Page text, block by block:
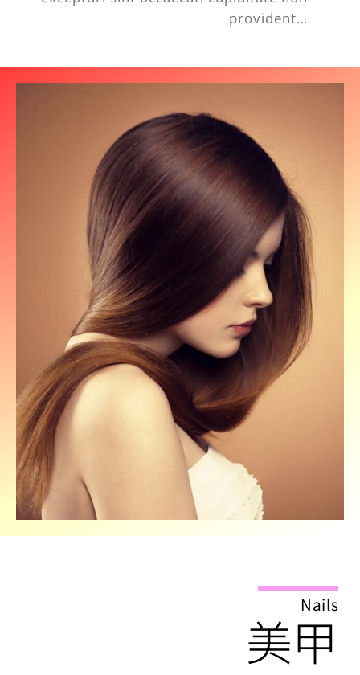
provident…
Nails
美甲